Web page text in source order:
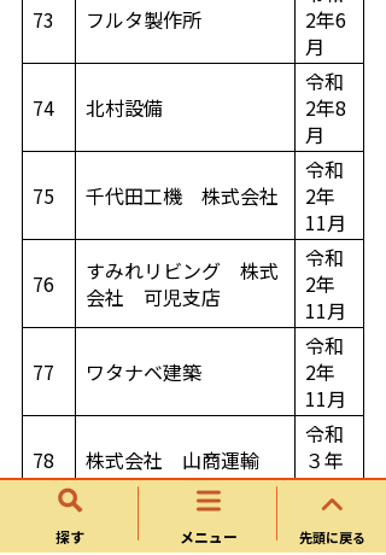
探す メニュー
73 フルタ製作所
2年6
月
74 北村設備
令和
2年8
月
75 千代田工機 株式会社
令和
2年
11月
76
すみれリビング 株式
会社 可児支店
令和
2年
11月
77 ワタナベ建築
令和
2年
11月
78 株式会社 山商運輸
令和
３年
４月
79 NORTHERN
３年
先頭に戻る